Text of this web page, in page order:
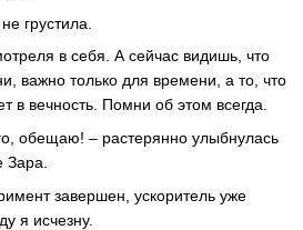
грустила.
в себя. А сейчас видишь, что
важно только для времени, а то, что
в вечность. Помни об этом всегда.
обещаю! – растерянно улыбнулась
Зара.
завершен, ускоритель уже
я исчезну.